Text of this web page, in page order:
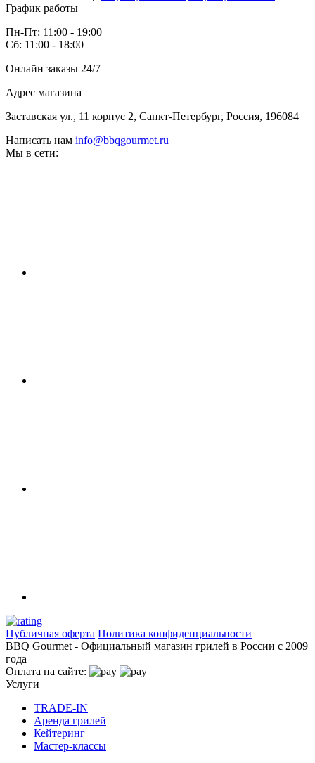
График работы
Пн-Пт: 11:00 - 19:00
Сб: 11:00 - 18:00
Онлайн заказы 24/7
Адрес магазина
Заставская ул., 11 корпус 2, Санкт-Петербург, Россия, 196084
Написать нам info@bbqgourmet.ru
Мы в сети:
Публичная оферта Политика конфиденциальности
BBQ Gourmet - Официальный магазин грилей в России с 2009
года
Оплата на сайте:
Услуги
TRADE-IN
Аренда грилей
Кейтеринг
Мастер-классы